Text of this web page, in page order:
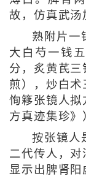
故，仿真武汤
熟附片一
大白芍一钱
分，炙黄芪
煎），炒白术
恂簃张镜人拟
方真迹集珍》
按张镜人
二代传人，
显示出脾肾阳